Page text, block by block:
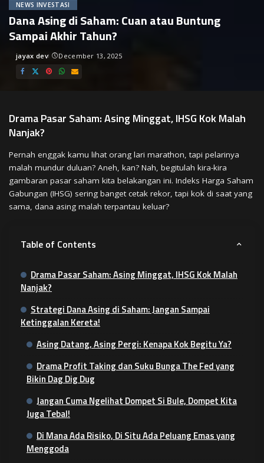
NEWS INVESTASI
Dana Asing di Saham: Cuan atau Buntung
Sampai Akhir Tahun?
Posted
by
jayax dev December 13, 2025
Drama Pasar Saham: Asing Minggat, IHSG Kok Malah
Nanjak?
Pernah enggak kamu lihat orang lari marathon, tapi pelarinya
malah mundur duluan? Aneh, kan? Nah, begitulah kira-kira
gambaran pasar saham kita belakangan ini. Indeks Harga Saham
Gabungan (IHSG) sering banget cetak rekor, tapi kok di saat yang
sama, dana asing malah terpantau keluar?
Table of Contents
Drama Pasar Saham: Asing Minggat, IHSG Kok Malah
Nanjak?
Strategi Dana Asing di Saham: Jangan Sampai
Ketinggalan Kereta!
Asing Datang, Asing Pergi: Kenapa Kok Begitu Ya?
Drama Profit Taking dan Suku Bunga The Fed yang
Bikin Dag Dig Dug
Jangan Cuma Ngelihat Dompet Si Bule, Dompet Kita
Juga Tebal!
Di Mana Ada Risiko, Di Situ Ada Peluang Emas yang
Menggoda